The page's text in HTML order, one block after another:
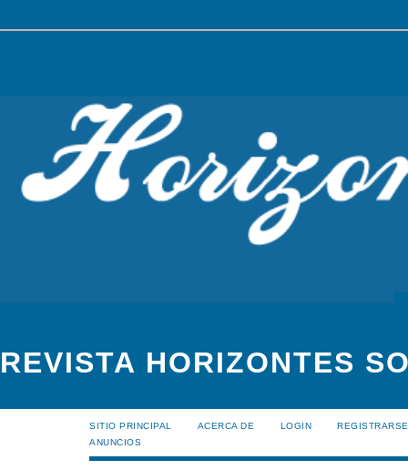
REVISTA HORIZONTES
SITIO PRINCIPAL ACERCA DE LOGIN
REGISTRARSE
ANUNCIOS